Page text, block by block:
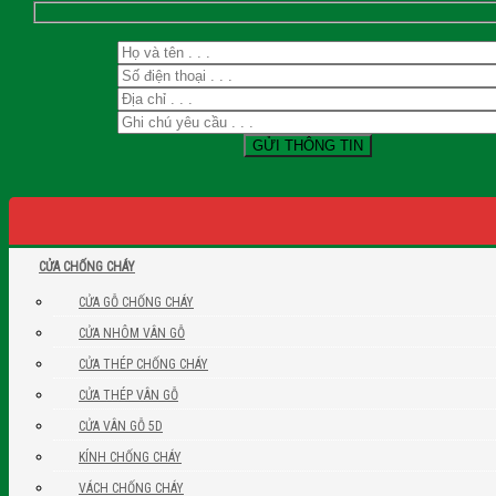
CỬA CHỐNG CHÁY
CỬA GỖ CHỐNG CHÁY
CỬA NHÔM VÂN GỖ
CỬA THÉP CHỐNG CHÁY
CỬA THÉP VÂN GỖ
CỬA VÂN GỖ 5D
KÍNH CHỐNG CHÁY
VÁCH CHỐNG CHÁY